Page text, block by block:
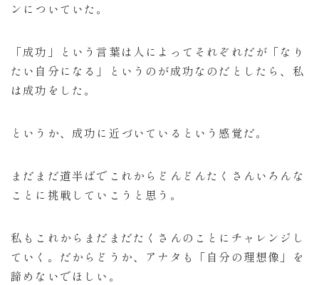
ンについていた。
「成功」という言葉は人によってそれぞれだが「なり
たい自分になる」というのが成功なのだとしたら、私
は成功をした。
というか、成功に近づいているという感覚だ。
まだまだ道半ばでこれからどんどんたくさんいろんな
ことに挑戦していこうと思う。
私もこれからまだまだたくさんのことにチャレンジし
ていく。だからどうか、アナタも「自分の理想像」を
諦めないでほしい。